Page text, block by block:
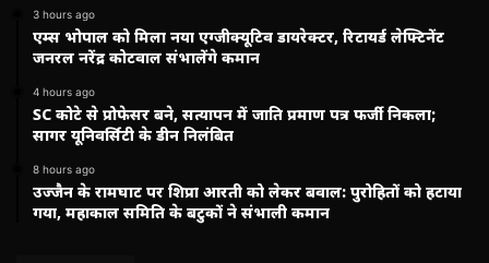
3 hours ago
एम्स भोपाल को मिला नया एग्जीक्यूटिव डायरेक्टर, रिटायर्ड लेफ्टिनेंट
जनरल नरेंद्र कोटवाल संभालेंगे कमान
4 hours ago
SC कोटे से प्रोफेसर बने, सत्यापन में जाति प्रमाण पत्र फर्जी निकला;
सागर यूनिवर्सिटी के डीन निलंबित
8 hours ago
उज्जैन के रामघाट पर शिप्रा आरती को लेकर बवाल: पुरोहितों को हटाया
गया, महाकाल समिति के बटुकों ने संभाली कमान